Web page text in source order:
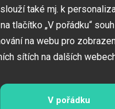
také mj. k
tlačítko „V pořádku“
na webu pro
sítích na dalších
V pořádku